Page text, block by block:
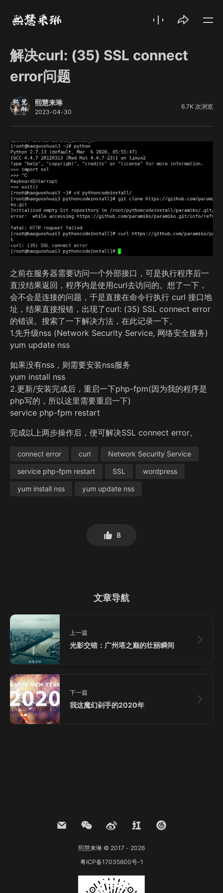
解决curl: (35) SSL connect
error问题
熙慧来琳
2023-04-30
6.7K 次浏览
之前在服务器需要访问一个外部接口，可是执行程序后一
直没结果返回，程序内是使用curl去访问的。想了一下，
会不会是连接的问题，于是直接在命令行执行 curl 接口地
址，结果直接报错，出现了curl: (35) SSL connect error
的错误。搜索了一下解决方法，在此记录一下。
1.先升级nss (Network Security Service, 网络安全服务)
yum update nss
如果没有nss，则需要安装nss服务
yum install nss
2.更新/安装完成后，重启一下php-fpm(因为我的程序是
php写的，所以这里需要重启一下)
service php-fpm restart
完成以上两步操作后，便可解决SSL connect error。
connect error curl Network Security Service
service php-fpm restart SSL wordpress
yum install nss yum update nss
8
文章导航
上一篇
光影交错：广州塔之巅的壮丽瞬间
下一篇
我这魔幻剁手的2020年
熙慧来琳 © 2017 - 2026
粤ICP备17035600号-1